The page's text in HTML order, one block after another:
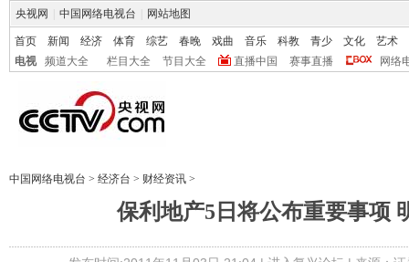
央视网 中国网络电视台 网站地图
首页 新闻 经济 体育 综艺 春晚 戏曲 音乐 科教 青少 文化
艺术
电视
频道大全 栏目大全 节目大全 直播中国 赛事直播 网络
中国网络电视台 > 经济台 > 财经资讯 >
保利地产5日将公布重要事项